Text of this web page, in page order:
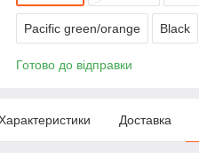
Pacific green/orange Black
Готово до відправки
Доставка